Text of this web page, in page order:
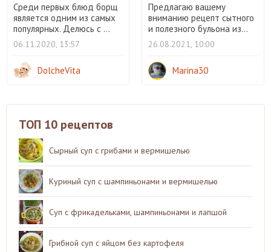
Среди первых блюд борщ
является одним из самых
популярных. Делюсь с ...
06.11.2020, 13:57
DolcheVita
Предлагаю вашему
вниманию рецепт сытного
и полезного бульона из...
26.08.2021, 10:00
Marina30
ТОП 10 рецептов
Сырный суп с грибами и вермишелью
Куриный суп с шампиньонами и вермишелью
Суп с фрикадельками, шампиньонами и лапшой
Грибной суп с яйцом без картофеля